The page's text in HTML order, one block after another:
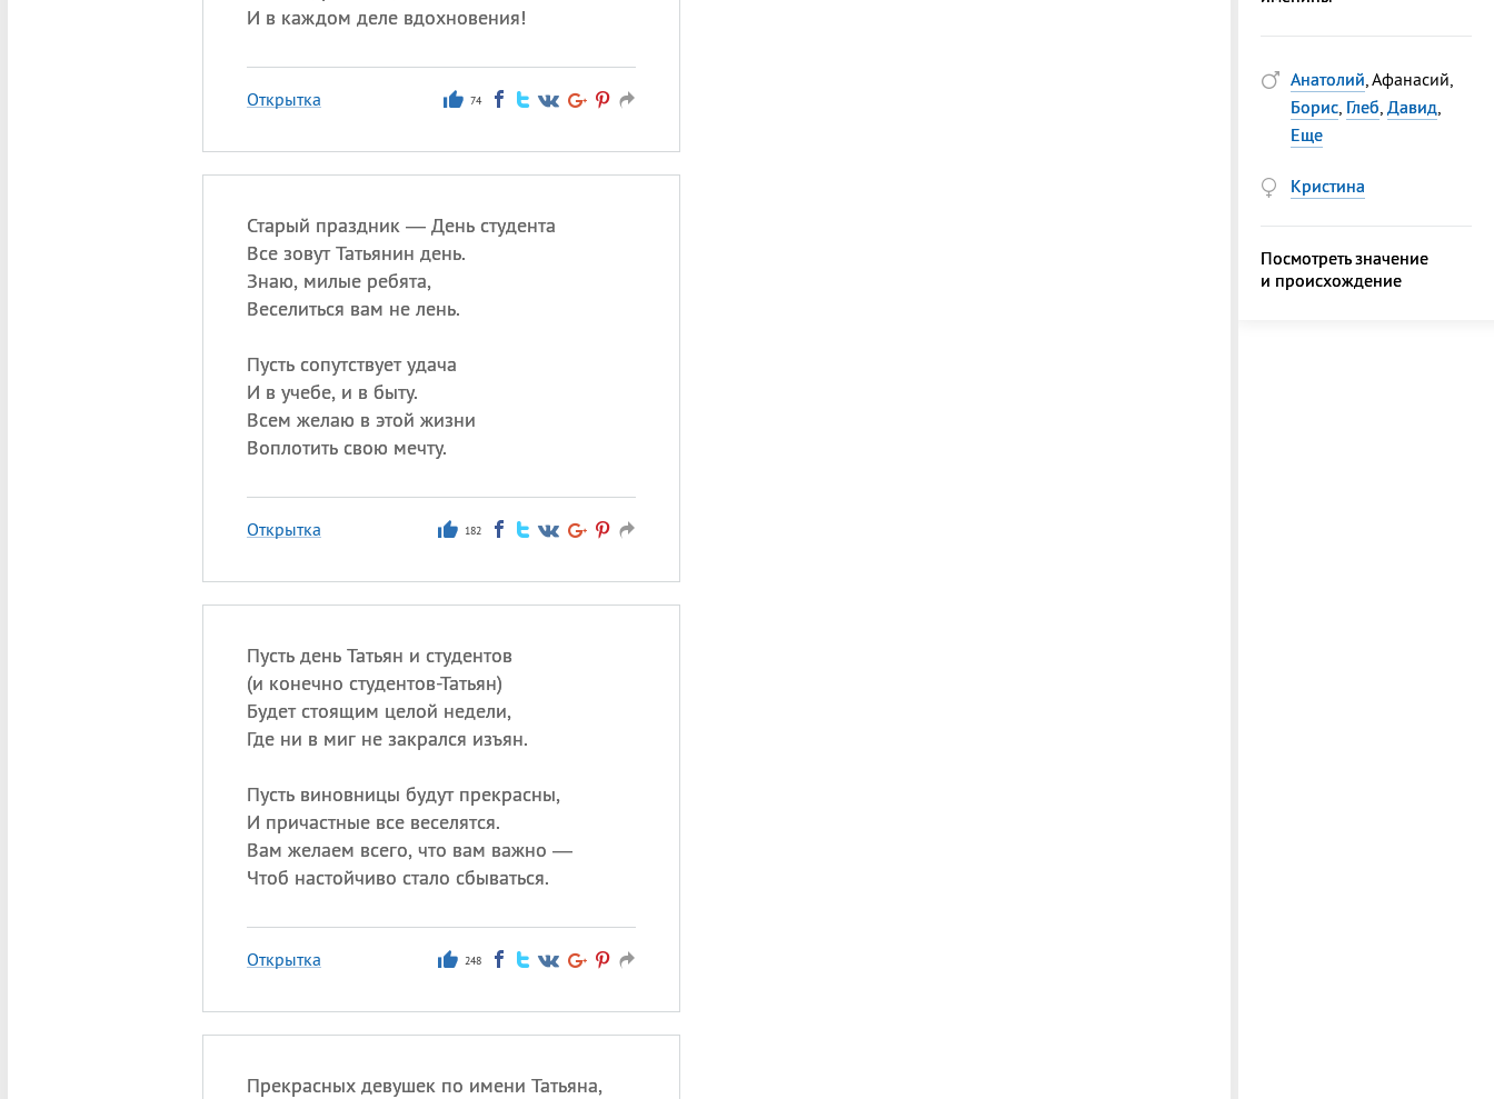
И в каждом деле вдохновения!
Открытка 74
Старый праздник — День студента
Все зовут Татьянин день.
Знаю, милые ребята,
Веселиться вам не лень.
Пусть сопутствует удача
И в учебе, и в быту.
Всем желаю в этой жизни
Воплотить свою мечту.
Открытка 182
Пусть день Татьян и студентов
(и конечно студентов-Татьян)
Будет стоящим целой недели,
Где ни в миг не закрался изъян.
Пусть виновницы будут прекрасны,
И причастные все веселятся.
Вам желаем всего, что вам важно —
Чтоб настойчиво стало сбываться.
Открытка 248
Прекрасных девушек по имени Татьяна,
Анатолий, Афанасий,
Борис, Глеб, Давид,
Еще
Кристина
Посмотреть значение
и происхождение